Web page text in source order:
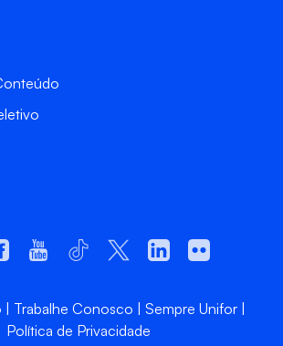
Trabalhe Conosco
Sempre Unifor
Política de Privacidade